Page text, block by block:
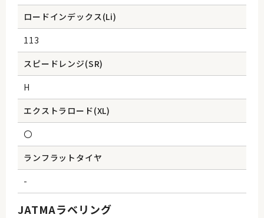
ロードインデックス(Li)
113
スピードレンジ(SR)
H
エクストラロード(XL)
〇
ランフラットタイヤ
-
JATMAラベリング